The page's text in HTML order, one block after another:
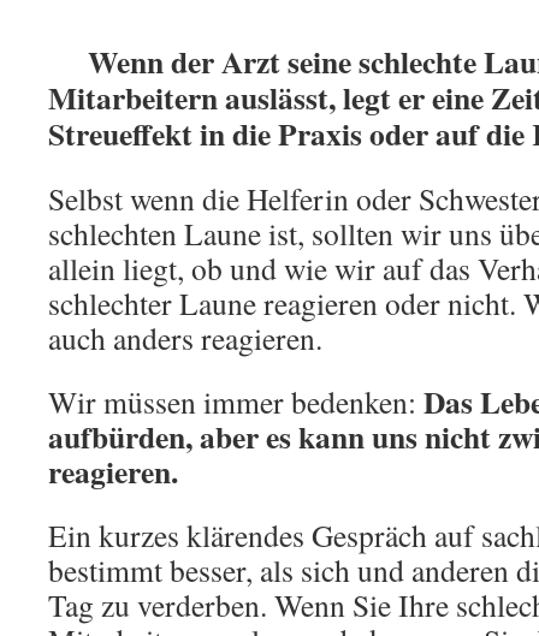
Wenn der Arzt seine schlechte
Mitarbeitern auslässt, legt er eine
Streueffekt in die Praxis oder auf
Selbst wenn die Helferin oder
schlechten Laune ist, sollten wir uns
allein liegt, ob und wie wir auf das
schlechter Laune reagieren oder nicht.
auch anders reagieren.
Wir müssen immer bedenken: Das
aufbürden, aber es kann uns nicht
reagieren.
Ein kurzes klärendes Gespräch auf
bestimmt besser, als sich und anderen
Tag zu verderben. Wenn Sie Ihre